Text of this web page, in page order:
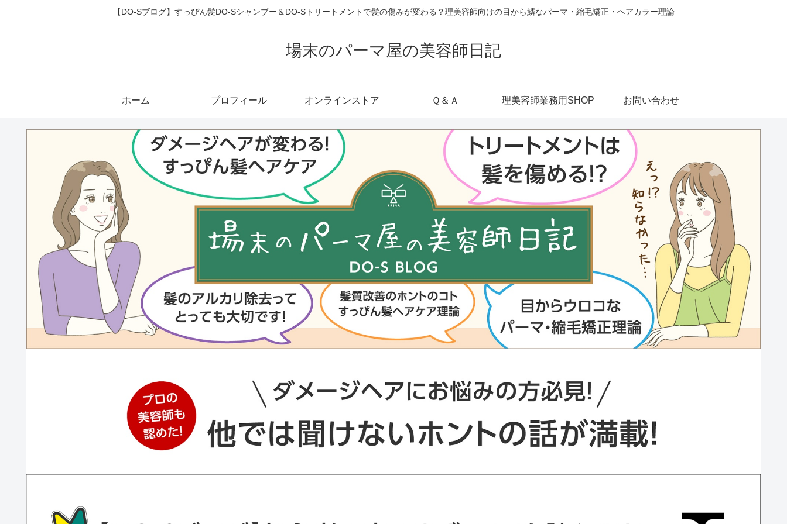
【DO-Sブログ】すっぴん髪DO-Sシャンプー＆DO-Sトリートメントで髪の傷みが変わる？理美容師向けの目から鱗なパーマ・縮毛矯正・ヘアカラー理論
場末のパーマ屋の美容師日記
ホーム プロフィール オンラインストア Ｑ＆Ａ 理美容師業務用SHOP お問い合わせ